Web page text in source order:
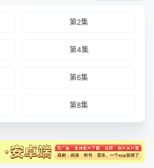
第2集
第4集
第6集
第8集